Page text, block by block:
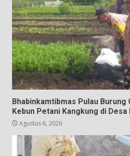
Bhabinkamtibmas Pulau Burung
Kebun Petani Kangkung di
Agustus 6, 2026